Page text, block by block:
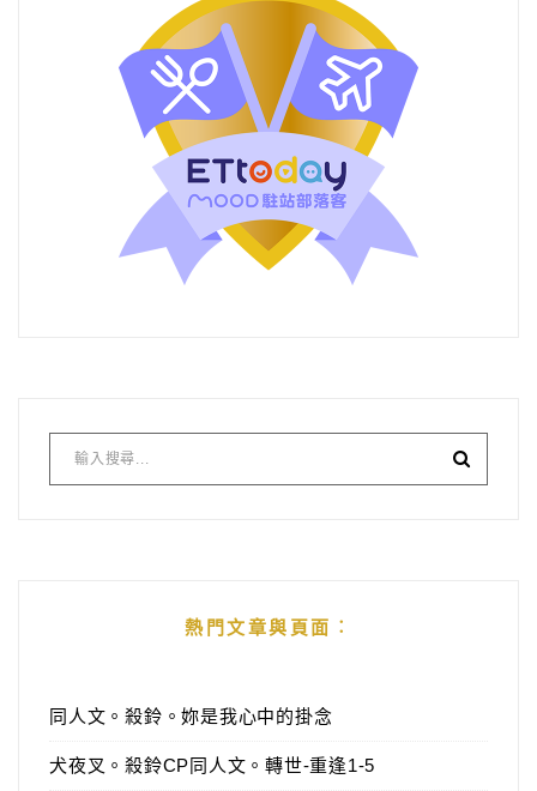
熱門文章與頁面︰
同人文。殺鈴。妳是我心中的掛念
犬夜叉。殺鈴CP同人文。轉世-重逢1-5